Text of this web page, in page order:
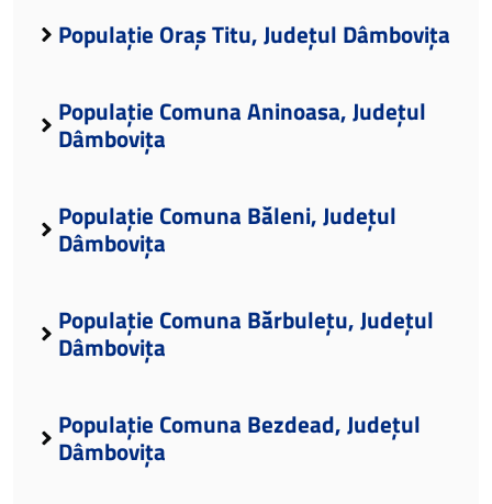
Populație Oraș Titu, Județul Dâmbovița
Populație Comuna Aninoasa, Județul
Dâmbovița
Populație Comuna Băleni, Județul
Dâmbovița
Populație Comuna Bărbulețu, Județul
Dâmbovița
Populație Comuna Bezdead, Județul
Dâmbovița